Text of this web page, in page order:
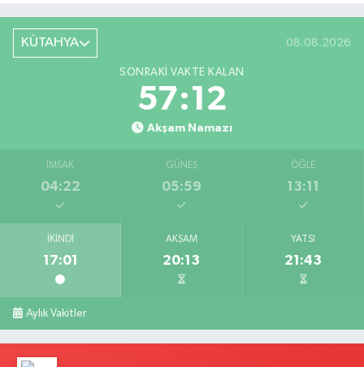
KÜTAHYA 08.08.2026
SONRAKI VAKTE KALAN
57:11
Akşam Namazı
İMSAK
04:22
GÜNEŞ
05:59
ÖĞLE
13:11
İKINDI
17:01
AKŞAM
20:13
YATSI
21:43
Aylık Vakitler